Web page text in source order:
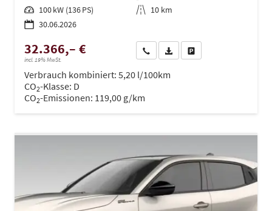
Leistung 100 kW (136 PS) Kilometerstand 10 km
30.06.2026
32.366,– €
incl. 19% MwSt.
Wir rufen Sie anPDF-Datei, Fahrzeugexposé
Verbrauch kombiniert: 5,20 l/100km
CO2-Klasse: D
CO2-Emissionen: 119,00 g/km